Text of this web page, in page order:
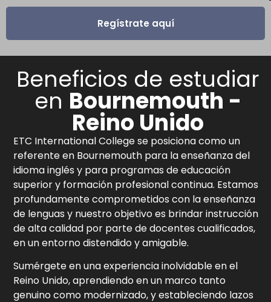
Regístrate aquí
Beneficios de estudiar
en Bournemouth -
Reino Unido
ETC International College se posiciona como un
referente en Bournemouth para la enseñanza del
idioma inglés y para programas de educación
superior y formación profesional continua. Estamos
profundamente comprometidos con la enseñanza
de lenguas y nuestro objetivo es brindar instrucción
de alta calidad por parte de docentes cualificados,
en un entorno distendido y amigable.
Sumérgete en una experiencia inolvidable en el
Reino Unido, aprendiendo en un marco tanto
genuino como modernizado, y estableciendo lazos